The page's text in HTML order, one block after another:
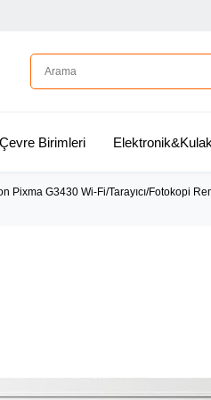
Çevre Birimleri
Pixma G3430 Wi-Fi/Tarayıcı/Fotokopi